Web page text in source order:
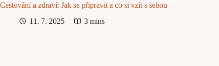
Cestování a zdraví: Jak se připravit a co si vzít s sebou
11. 7. 2025
3 mins